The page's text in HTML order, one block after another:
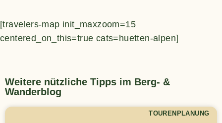
[travelers-map init_maxzoom=15
centered_on_this=true cats=huetten-alpen]
Weitere nützliche Tipps im Berg- &
Wanderblog
TOURENPLANUNG